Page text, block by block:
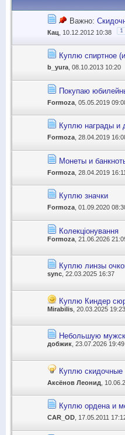
Важно:
Кац , 10.12.2012 10:38 1
Куплю спиртное
b_yura , 08.10.2013 10:20
Покупаю
Formoza , 05.05.2019
Куплю награды и
Formoza , 28.04.2019
Монеты и
Formoza , 28.04.2019 16:11
Куплю значки
Formoza , 01.09.2020
Колекціонування
Formoza , 21.06.2026
Куплю линзы
sync , 22.03.2025 16:37
Куплю Киндер
Mirabilis , 20.03.2025 19:23
Небольшую
добжик , 23.07.2026 19:49
Куплю
Аксёнов Леонид ,
Куплю ордена и
CAR_OD , 17.05.2011